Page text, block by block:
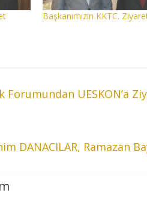
Başkanımızın KKTC.
Forumundan UESKON’a
DANACILAR, Ramazan